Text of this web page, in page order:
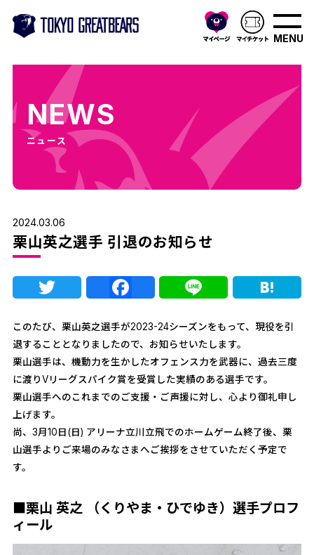
MENU
NEWS
ニュース
2024.03.06
栗山英之選手 引退のお知らせ
Twitter Facebook
Line
このたび、栗山英之選手が2023-24シーズンをもって、現役を引
退することとなりましたので、お知らせいたします。
栗山選手は、機動力を生かしたオフェンス力を武器に、過去三度
に渡りVリーグスパイク賞を受賞した実績のある選手です。
栗山選手へのこれまでのご支援・ご声援に対し、心より御礼申し
上げます。
尚、3月10日(日) アリーナ立川立飛でのホームゲーム終了後、栗
山選手よりご来場のみなさまへご挨拶をさせていただく予定で
す。
■栗山 英之 （くりやま・ひでゆき）選手プロフ
ィール